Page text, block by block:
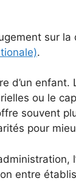
sur
.
d’un
ou le
souvent
pour
entre